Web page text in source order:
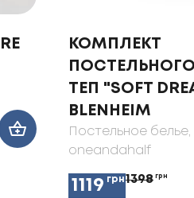
КОМПЛЕКТ
ПОСТЕЛЬНОГО
ТЕП "SOFT
BLENHEIM
Постельное белье,
oneandahalf
1119 грн1398 грн